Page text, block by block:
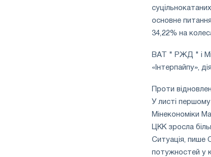
основне
34,22% на
ВАТ " РЖД " і
«Інтерпайпу»,
Проти
У листі
Мінекономіки
ЦКК зросла
Ситуація, пише
потужностей у